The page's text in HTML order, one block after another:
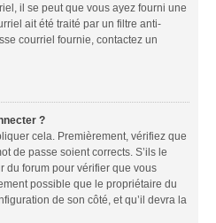
il se peut que vous ayez fourni une
ait été traité par un filtre anti-
courriel fournie, contactez un
?
cela. Premièrement, vérifiez que
de passe soient corrects. S’ils le
du forum pour vérifier que vous
possible que le propriétaire du
de son côté, et qu’il devra la